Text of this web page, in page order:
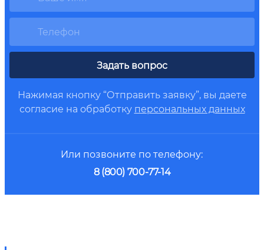
Задать вопрос
Нажимая кнопку “Отправить заявку”, вы даете
согласие на обработку персональных данных
Или позвоните по телефону:
8 (800) 700-77-14